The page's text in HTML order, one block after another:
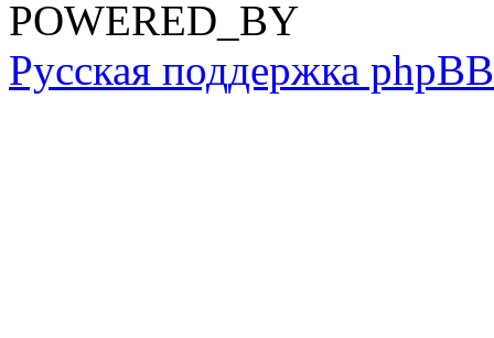
POWERED_BY
Русская поддержка phpBB